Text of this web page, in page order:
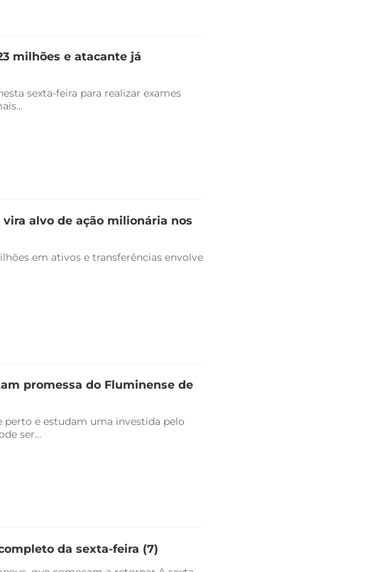
milhões e atacante já
sexta-feira para realizar exames
alvo de ação milionária nos
em ativos e transferências envolve
promessa do Fluminense de
perto e estudam uma investida pelo
ser...
da sexta-feira (7)